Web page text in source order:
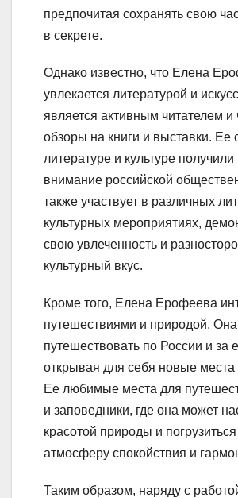
предпочитая сохранять свою
в секрете.
Однако известно, что Елена
увлекается литературой и
является активным читателем и
обзоры на книги и выставки. Ее
литературе и культуре
внимание российской
также участвует в различных
культурных мероприятиях,
свою увлеченность и
культурный вкус.
Кроме того, Елена Ерофеева
путешествиями и природой.
путешествовать по России и за
открывая для себя новые места
Ее любимые места для
и заповедники, где она может
красотой природы и
атмосферу спокойствия и
Таким образом, наряду с